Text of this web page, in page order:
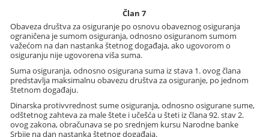
Član 7
Obaveza društva za osiguranje po osnovu obaveznog osiguranja
ograničena je sumom osiguranja, odnosno osiguranom sumom
važećom na dan nastanka štetnog događaja, ako ugovorom o
osiguranju nije ugovorena viša suma.
Suma osiguranja, odnosno osigurana suma iz stava 1. ovog člana
predstavlja maksimalnu obavezu društva za osiguranje, po jednom
štetnom događaju.
Dinarska protivvrednost sume osiguranja, odnosno osigurane sume,
odštetnog zahteva za male štete i učešća u šteti iz člana 92. stav 2.
ovog zakona, obračunava se po srednjem kursu Narodne banke
Srbije na dan nastanka štetnog događaja.